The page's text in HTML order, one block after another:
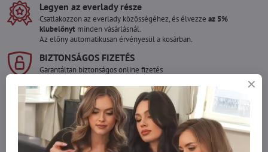
Legyen az everlady része
Csatlakozzon az everlady közösségéhez, és élvezze az 5%
klubelőnyt minden vásárlásnál.
Az előny automatikusan érvényesül a kosárban.
BIZTONSÁGOS FIZETÉS
Garantáltan biztonságos online fizetés
Szeretne több terméket rendelni mint
amennyi raktáron van?
Ne habozzon kapcsolatba lépni velünk, raktárra szállítjuk az árut!